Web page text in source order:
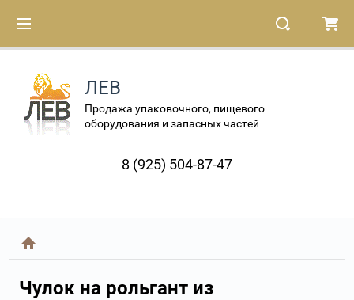
ЛЕВ
Продажа упаковочного, пищевого
оборудования и запасных частей
8 (925) 504-87-47
Чулок на рольгант из